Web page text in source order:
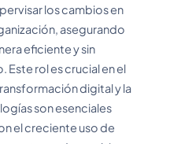
los cambios en
asegurando
eficiente y sin
Este rol es crucial en el
digital y la
son esenciales
el creciente uso de